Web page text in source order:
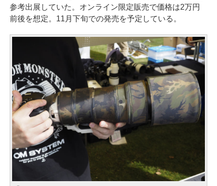
参考出展していた。オンライン限定販売で価格は2万円
前後を想定。11月下旬での発売を予定している。